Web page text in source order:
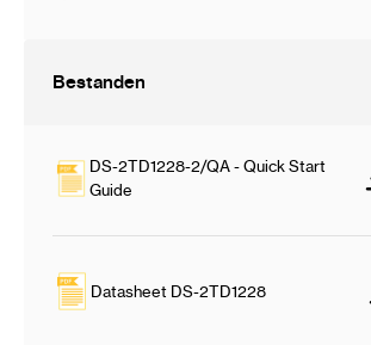
Thermal Imaging Module
3D DNR, 15 kleurpaletten
beelddetailverbetering en
contrastaanpassing
Bestanden
DS-2TD1228-2/QA - Quick Start
Guide
Datasheet DS-2TD1228